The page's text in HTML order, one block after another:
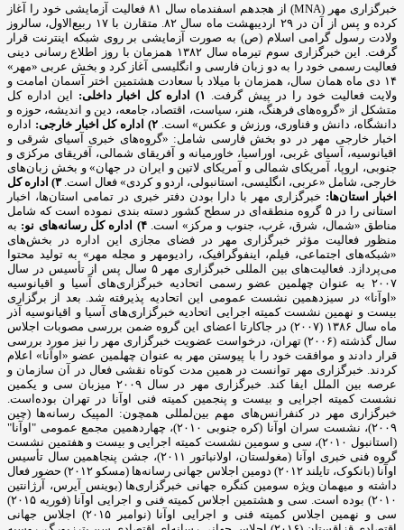
خبرگزاری مهر (MNA) از هجدهم اسفندماه سال ۸۱ فعالیت آزمایشی خود را آغاز
کرده و پس از آن در ۲۹ اردیبهشت ماه سال ۸۲. متقارن با ۱۷ ربیع‌الاول، سالروز
ولادت رسول گرامی اسلام (ص) به صورت آزمایشی بر روی شبکه اینترنت قرار
گرفت. این خبرگزاری سوم تیرماه سال ۱۳۸۲ همزمان با روز اطلاع رسانی دینی
فعالیت رسمی خود را به دو زبان فارسی و انگلیسی آغاز کرد و بخش عربی «مهر»
۱۴ دی ماه همان سال، همزمان با میلاد با سعادت هشتمین اختر آسمان امامت و
ولایت فعالیت خود را در پیش گرفت.
۱) اداره کل اخبار داخلی:
این اداره کل
متشکل از «گروه‌های فرهنگ، هنر، سیاست، اقتصاد، جامعه، دین و اندیشه، حوزه و
دانشگاه، دانش و فناوری، ورزش و عکس» است.۲) اداره کل اخبار خارجی:
اداره
اخبار خارجی مهر در دو بخش فارسی شامل: «گروه‌های خبری آسیای شرقی و
اقیانوسیه، آسیای غربی، اوراسیا، خاورمیانه و آفریقای شمالی، آفریقای مرکزی و
جنوبی، اروپا، آمریکای شمالی و آمریکای لاتین و ایران در جهان» و بخش زبان‌های
خارجی، شامل «عربی، انگلیسی، استانبولی، اردو و کردی» فعال است. ۳) اداره کل
اخبار استان‌ها: خبرگزاری مهر با دارا بودن دفتر خبری در تمامی استان‌ها، اخبار
استانی را در ۵ گروه منطقه‌ای در سطح کشور دسته بندی نموده است که شامل
مناطق «شمال، شرق، غرب، جنوب و مرکز» است.۴) اداره کل رسانه‌های نو:
به
منظور فعالیت مؤثر خبرگزاری مهر در فضای مجازی این اداره در بخش‌های
«شبکه‌های اجتماعی، فیلم، اینفوگرافیک، رادیومهر و مجله مهر» به تولید محتوا
می‌پردازد. فعالیت‌های بین المللی خبرگزاری مهر ۵ سال پس از تأسیس در سال
۲۰۰۷ به عنوان چهلمین عضو رسمی اتحادیه خبرگزاری‌های آسیا و اقیانوسیه
«اوآنا» در سیزدهمین نشست عمومی این اتحادیه پذیرفته شد. بعد از برگزاری
بیست و نهمین نشست کمیته اجرایی اتحادیه خبرگزاری‌های آسیا و اقیانوسیه آذر
ماه سال ۱۳۸۶ (۲۰۰۷) در جاکارتا اعضای این گروه ضمن بررسی مصوبات اجلاس
سال گذشته (۲۰۰۶) تهران، درخواست عضویت خبرگزاری مهر را نیز مورد بررسی
قرار دادند و موافقت خود را با پیوستن مهر به عنوان چهلمین عضو «اوآنا» اعلام
کردند. خبرگزاری مهر توانست در همین مدت کوتاه نقشی فعال در آن سازمان و
عرصه بین الملل ایفا کند. خبرگزاری مهر در سال ۲۰۰۹ میزبان سی و یکمین
نشست کمیته اجرایی و بیست و پنجمین کمیته فنی اوآنا در تهران بوده‌است.
خبرگزاری مهر در کنفرانس‌های مهم بین‌لمللی همچون: المپیک رسانه‌ها (چین
۲۰۰۹)، نشست سران اوآنا (کره جنوبی ۲۰۱۰)، چهاردهمین مجمع عمومی "اوآنا"
(استانبول ۲۰۱۰)، سی و سومین نشست کمیته اجرایی و بیست و هفتمین نشست
گروه فنی خبری اوآنا (مغولستان، اولانباتور ۲۰۱۱)، جشن پنجاهمین سال تأسیس
اوآنا (بانکوک، تایلند ۲۰۱۲) دومین اجلاس جهانی رسانه‌ها (مسکو ۲۰۱۲) حضور فعال
داشته و میهمان ویژه سومین کنگره جهانی خبرگزاری‌ها (بوینس آیرس، آرژانتین
۲۰۱۰) بوده است. سی و هشتمین اجلاس کمیته فنی و اجرایی اوآنا (فوریه ۲۰۱۵)
سی و نهمین اجلاس کمیته فنی و اجرایی اوآنا (نوامبر ۲۰۱۵) اجلاس جهانی